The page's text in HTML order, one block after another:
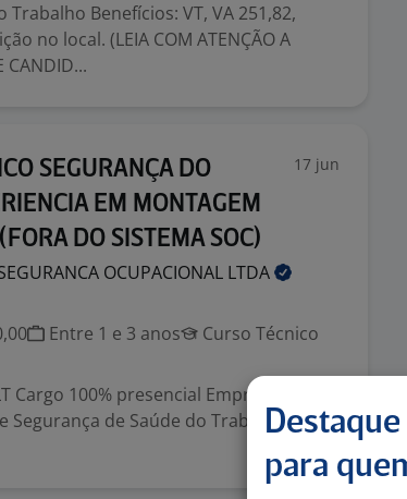
Benefícios: VT, VA 251,82,
no local. (LEIA COM ATENÇÃO A
CANDID...
SEGURANÇA DO
EM MONTAGEM
DO SISTEMA SOC)
17 jun
OCUPACIONAL LTDA
Entre 1 e 3 anos
Curso Técnico
Cargo 100% presencial Empresa de
Segurança de Saúde do Trabalho
para